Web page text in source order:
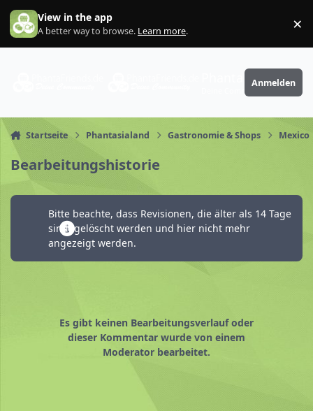
Zum Inhalt springen
View in the app
A better way to browse. Learn more. ×
PhantaFriends.de
Anmelden
Startseite Phantasialand Gastronomie & Shops Mexico
Bearbeitungshistorie
Bitte beachte, dass Revisionen, die älter als 14 Tage
sind, gelöscht werden und hier nicht mehr
angezeigt werden.
Es gibt keinen Bearbeitungsverlauf oder
dieser Kommentar wurde von einem
Moderator bearbeitet.